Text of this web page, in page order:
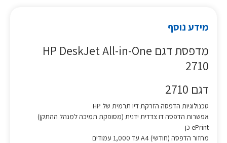
מידע נוסף
מדפסת דגם HP DeskJet All-in-One
2710
דגם 2710
טכנולוגיות הדפסה הזרקת דיו תרמית של HP
אפשרות הדפסה דו צדדית ידנית (מסופקת תמיכה למנהל ההתקן)
ePrint כן
מחזור הדפסה (חודשי) A4 עד 1,000 עמודים